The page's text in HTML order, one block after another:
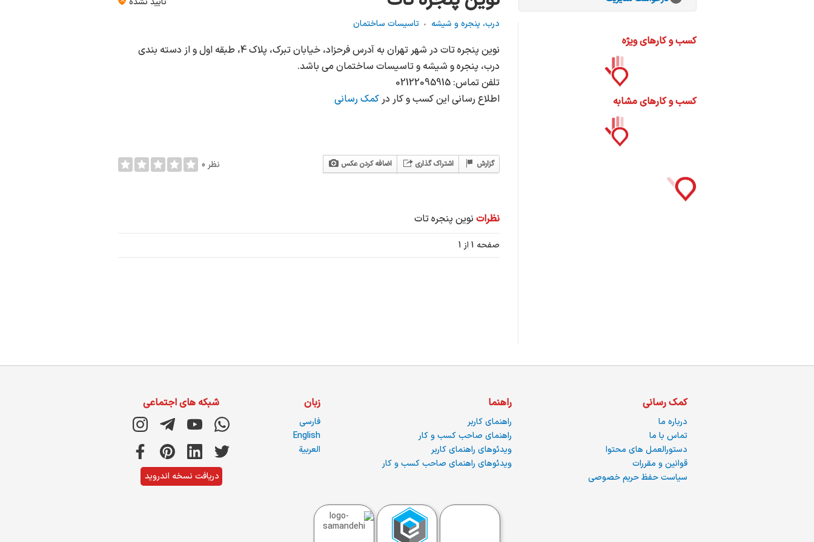
درب، پنجره و شیشه
تاسیسات ساختمان
نوین پنجره تات در شهر تهران به آدرس فرحزاد، خیابان تبرک، پلاک 4، طبقه اول و از دسته بندی
درب، پنجره و شیشه و تاسیسات ساختمان می باشد.
تلفن تماس: 02122095915
اطلاع رسانی این کسب و کار درکمک رسانی
اضافه کردن عکس اشتراک گذاری گزارش 0 نظر
نظرات نوین پنجره تات
صفحه 1 از 1
کسب و کارهای ویژه
کسب و کارهای مشابه
کمک رسانی
درباره ما
تماس با ما
دستورالعمل های محتوا
قوانین و مقررات
سیاست حفظ حریم خصوصی
راهنما
راهنمای کاربر
راهنمای صاحب کسب و کار
ویدئوهای راهنمای کاربر
ویدئوهای راهنمای صاحب کسب و کار
زبان
فارسی
English
العربية
شبکه های اجتماعی
دریافت نسخه اندروید